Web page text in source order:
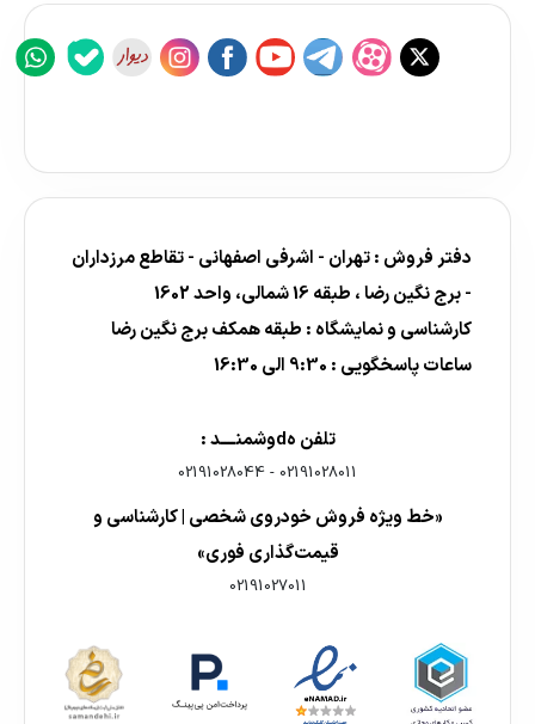
دفتر فروش : تهران - اشرفی اصفهانی - تقاطع مرزداران
- برج نگین رضا ، طبقه 16 شمالی، واحد 1602
کارشناسی و نمایشگاه : طبقه همکف برج نگین رضا
ساعات پاسخگویی : 9:30 الی 16:30
تلفن هdوشمنــــد :
02191028011
-
02191028044
«خط ویژه فروش خودروی شخصی | کارشناسی و
قیمت‌گذاری فوری»
02191027011